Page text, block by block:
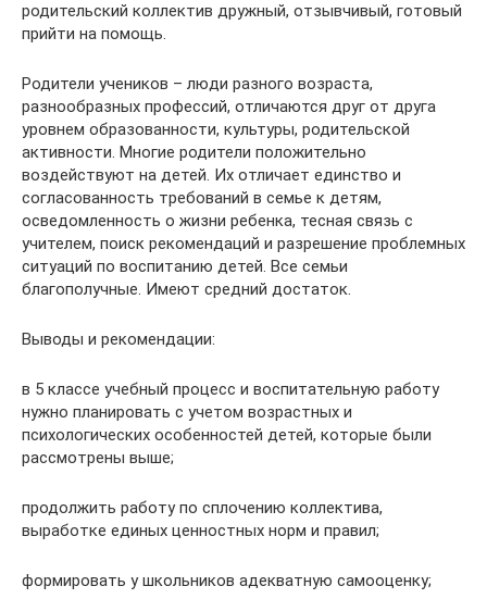
родительский коллектив дружный, от­зывчивый, готовый
прийти на помощь.
Родители учеников – люди разного возраста,
разнообразных профессий, отличаются друг от друга
уровнем образованности, культуры, родительской
активности. Многие родители положительно
воздействуют на детей. Их отличает единство и
согласованность требований в семье к детям,
осведомленность о жизни ребенка, тесная связь с
учителем, поиск рекомендаций и разрешение проблемных
ситуаций по воспитанию детей. Все семьи
благополучные. Имеют средний достаток.
Выводы и рекомендации:
в 5 классе учебный процесс и воспитательную работу
нужно планировать с учетом возрастных и
психологических особенностей детей, которые были
рассмотрены выше;
продолжить работу по сплочению коллектива,
выработке единых ценностных норм и правил;
формировать у школьников адекватную самооценку;